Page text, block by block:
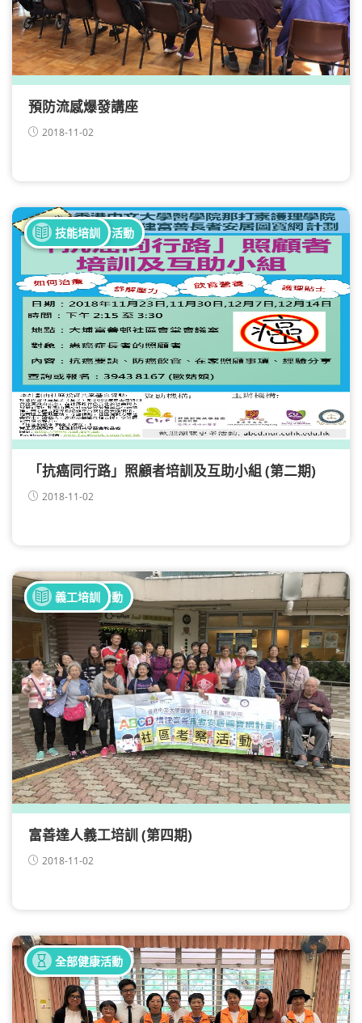
預防流感爆發講座
2018-11-02
「抗癌同行路」照顧者培訓及互助小組 (第二期)
2018-11-02
全部健康活動
全部照顧者活動
技能培訓
富善達人義工培訓 (第四期)
2018-11-02
全部健康活動
義工培訓
健康講座
全部健康活動